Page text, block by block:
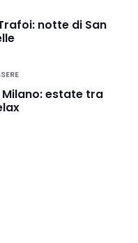
notte di San
Milano: estate tra